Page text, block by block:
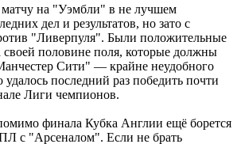
на "Уэмбли" в не лучшем
дел и результатов, но зато с
"Ливерпуля". Были положительные
половине поля, которые должны
Сити" ― крайне неудобного
удалось последний раз победить почти
Лиги чемпионов.
финала Кубка Англии ещё борется
с "Арсеналом". Если не брать